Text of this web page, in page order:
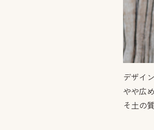
デザイ
やや広
そ土の